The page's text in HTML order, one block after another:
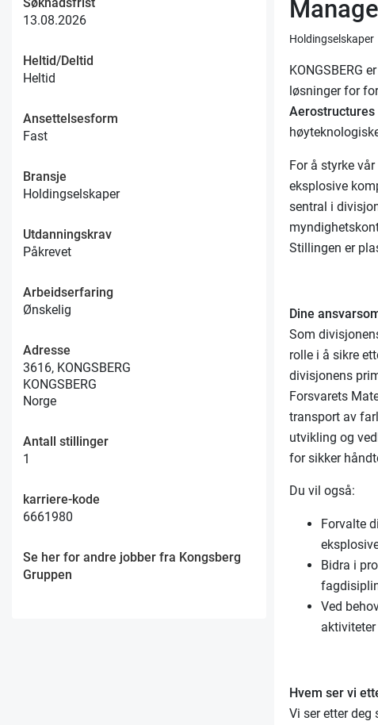
Søknadsfrist
13.08.2026
Heltid/Deltid
Heltid
Ansettelsesform
Fast
Bransje
Holdingselskaper
Utdanningskrav
Påkrevet
Arbeidserfaring
Ønskelig
Adresse
3616, KONGSBERG
KONGSBERG
Norge
Antall stillinger
1
karriere-kode
6661980
Se her for andre jobber fra Kongsberg
Gruppen
Holdingselskaper
KONGSBERG
løsninger for
Aerostructures
For å styrke
eksplosive
sentral i
Stillingen er
Dine
Som
rolle i å sikre
divisjonens
Forsvarets
transport av
utvikling og
for sikker
Du vil også:
Forvalte
Bidra i
Ved
aktiviteter
Hvem ser vi
Vi ser etter